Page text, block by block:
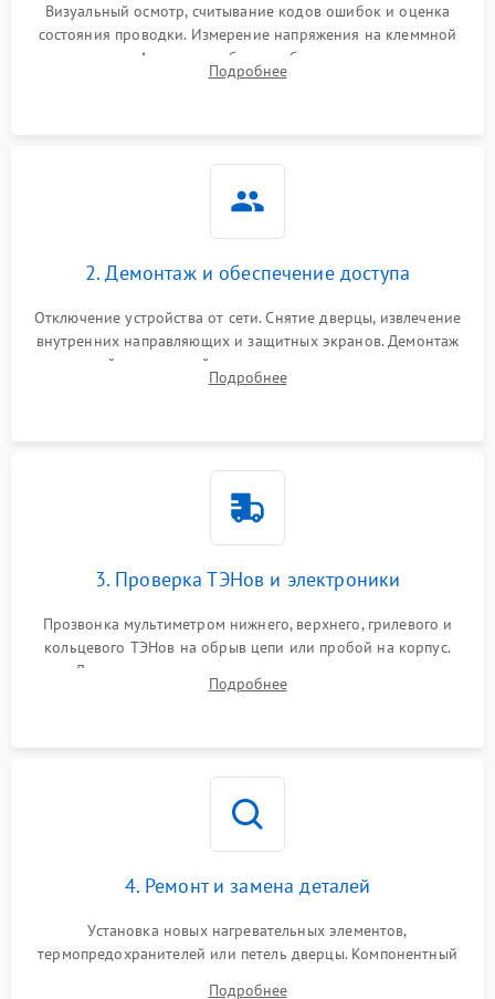
Визуальный осмотр, считывание кодов ошибок и оценка
состояния проводки. Измерение напряжения на клеммной
колодке. Анализ жалоб на проблемы с нагревом,
конвекцией, панелью управления или блокировкой дверцы.
Подробнее
2. Демонтаж и обеспечение доступа
Отключение устройства от сети. Снятие дверцы, извлечение
внутренних направляющих и защитных экранов. Демонтаж
задней или верхней панели для прямого доступа к
нагревательным элементам, плате и вентиляторам.
Подробнее
3. Проверка ТЭНов и электроники
Прозвонка мультиметром нижнего, верхнего, грилевого и
кольцевого ТЭНов на обрыв цепи или пробой на корпус.
Диагностика термостата, датчиков температуры,
переключателя режимов и мотора конвекции.
Подробнее
4. Ремонт и замена деталей
Установка новых нагревательных элементов,
термопредохранителей или петель дверцы. Компонентный
Подробнее